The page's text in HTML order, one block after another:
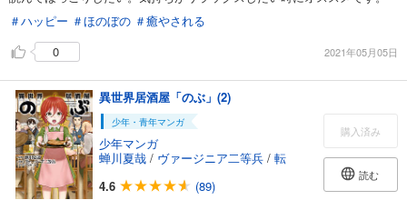
＃ハッピー ＃ほのぼの ＃癒やされる
0
2021年05月05日
異世界居酒屋「のぶ」(2)
少年・青年マンガ
少年マンガ
蝉川夏哉 / ヴァージニア二等兵 / 転
4.6
(89)
購入済み
読む